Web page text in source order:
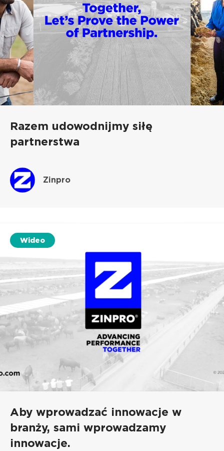
Razem udowodnijmy siłę
partnerstwa
Zinpro
Wideo
Aby wprowadzać innowacje w
branży, sami wprowadzamy
innowacje.